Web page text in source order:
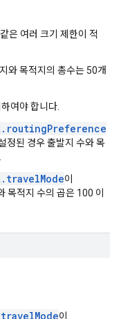
은 여러 크기 제한이 적
와 목적지의 총수는 50개
여야 합니다.
정된 경우 출발지 수와 목
이
목적지 수의 곱은 100 이
이